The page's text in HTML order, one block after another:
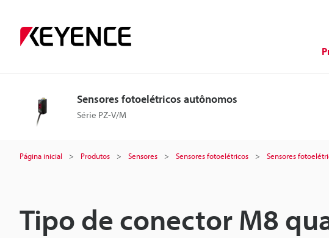
Sensores fotoelétricos autônomos
Série PZ-V/M
Página inicial Produtos Sensores Sensores fotoelétricos Sensores
Tipo de conector M8